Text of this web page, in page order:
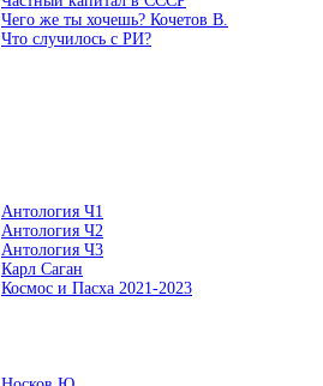
Чего же ты хочешь? Кочетов В.
Что случилось с РИ?
Антология Ч1
Антология Ч2
Антология Ч3
Карл Саган
Космос и Пасха 2021-2023